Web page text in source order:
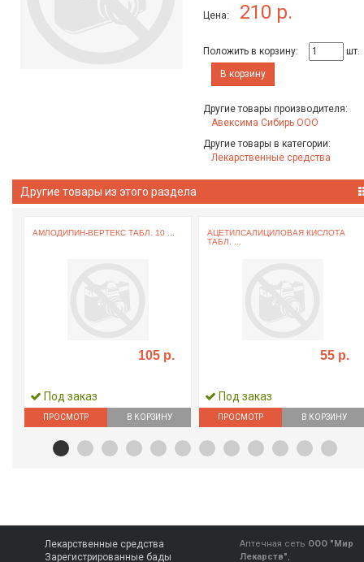
Цена: 210 р.
Положить в корзину:
шт.
В корзину
Другие товары производителя:
Авексима Сибирь ООО
Другие товары в категории:
Лекарственные средства
Другие товары из этого раздела
АМЛОДИПИН-ВЕРТЕКС ТАБЛ. 10 ...
105 р.
Под заказ
ПРОСМОТР В КОРЗИНУ
АЦЕТИЛСАЛИЦИЛОВАЯ КИСЛОТА
ТАБЛ. ...
55 р.
Под заказ
ПРОСМОТР В КОРЗИНУ
Лекарственные средства
Зарегистрированные бады
Аптечная сеть ООО "Мир
Лекарств",